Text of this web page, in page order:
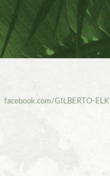
facebook.com/GILBERTO-